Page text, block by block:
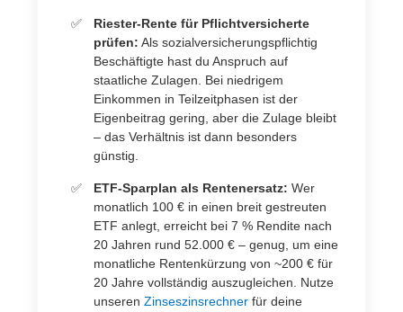
Riester-Rente für Pflichtversicherte
prüfen: Als sozialversicherungspflichtig
Beschäftigte hast du Anspruch auf
staatliche Zulagen. Bei niedrigem
Einkommen in Teilzeitphasen ist der
Eigenbeitrag gering, aber die Zulage bleibt
– das Verhältnis ist dann besonders
günstig.
ETF-Sparplan als Rentenersatz: Wer
monatlich 100 € in einen breit gestreuten
ETF anlegt, erreicht bei 7 % Rendite nach
20 Jahren rund 52.000 € – genug, um eine
monatliche Rentenkürzung von ~200 € für
20 Jahre vollständig auszugleichen. Nutze
unserenZinseszinsrechner für deine